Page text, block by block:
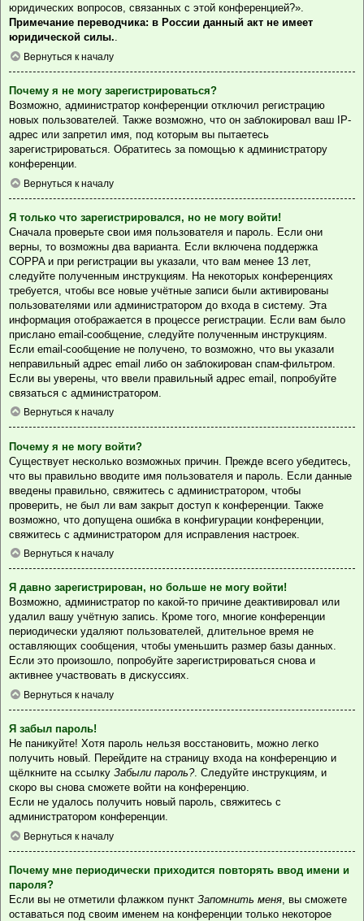
юридических вопросов, связанных с этой конференцией?».
Примечание переводчика: в России данный акт не имеет
юридической силы..
Вернуться к началу
Почему я не могу зарегистрироваться?
Возможно, администратор конференции отключил регистрацию
новых пользователей. Также возможно, что он заблокировал ваш IP-
адрес или запретил имя, под которым вы пытаетесь
зарегистрироваться. Обратитесь за помощью к администратору
конференции.
Вернуться к началу
Я только что зарегистрировался, но не могу войти!
Сначала проверьте свои имя пользователя и пароль. Если они
верны, то возможны два варианта. Если включена поддержка
COPPA и при регистрации вы указали, что вам менее 13 лет,
следуйте полученным инструкциям. На некоторых конференциях
требуется, чтобы все новые учётные записи были активированы
пользователями или администратором до входа в систему. Эта
информация отображается в процессе регистрации. Если вам было
прислано email-сообщение, следуйте полученным инструкциям.
Если email-сообщение не получено, то возможно, что вы указали
неправильный адрес email либо он заблокирован спам-фильтром.
Если вы уверены, что ввели правильный адрес email, попробуйте
связаться с администратором.
Вернуться к началу
Почему я не могу войти?
Существует несколько возможных причин. Прежде всего убедитесь,
что вы правильно вводите имя пользователя и пароль. Если данные
введены правильно, свяжитесь с администратором, чтобы
проверить, не был ли вам закрыт доступ к конференции. Также
возможно, что допущена ошибка в конфигурации конференции,
свяжитесь с администратором для исправления настроек.
Вернуться к началу
Я давно зарегистрирован, но больше не могу войти!
Возможно, администратор по какой-то причине деактивировал или
удалил вашу учётную запись. Кроме того, многие конференции
периодически удаляют пользователей, длительное время не
оставляющих сообщения, чтобы уменьшить размер базы данных.
Если это произошло, попробуйте зарегистрироваться снова и
активнее участвовать в дискуссиях.
Вернуться к началу
Я забыл пароль!
Не паникуйте! Хотя пароль нельзя восстановить, можно легко
получить новый. Перейдите на страницу входа на конференцию и
щёлкните на ссылку Забыли пароль?. Следуйте инструкциям, и
скоро вы снова сможете войти на конференцию.
Если не удалось получить новый пароль, свяжитесь с
администратором конференции.
Вернуться к началу
Почему мне периодически приходится повторять ввод имени и
пароля?
Если вы не отметили флажком пункт Запомнить меня , вы сможете
оставаться под своим именем на конференции только некоторое